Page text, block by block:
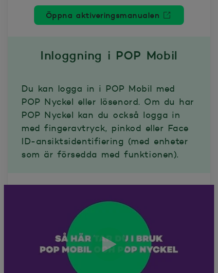
Öppna aktiveringsmanualen
Öppnas i nytt fönster
Inloggning i POP Mobil
Du kan logga in i POP Mobil med
POP Nyckel eller lösenord. Om du har
POP Nyckel kan du också logga in
med fingeravtryck, pinkod eller Face
ID-ansiktsidentifiering (med enheter
som är försedda med funktionen).